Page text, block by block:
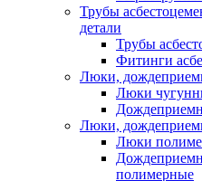
Трубы
детали
Трубы
Фитинги
Люки,
Люки
Люки,
Люки
полимерные